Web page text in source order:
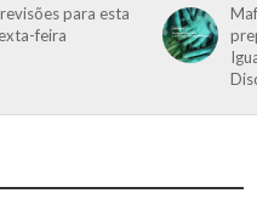
para esta
feira